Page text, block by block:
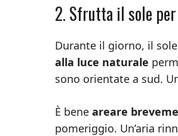
2. Sfrutta il sole
Durante il giorno, il
alla luce naturale
sono orientate a sud.
È bene areare
pomeriggio. Un’aria